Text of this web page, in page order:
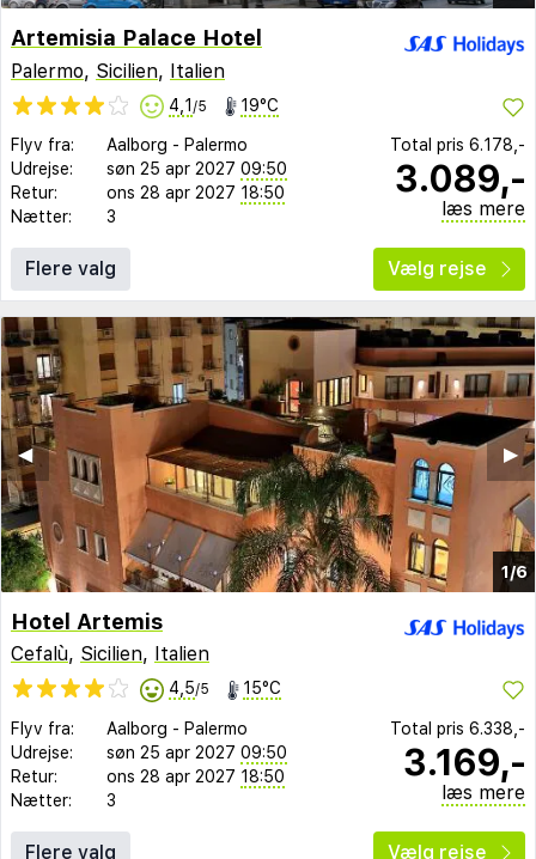
Artemisia Palace Hotel
Palermo, Sicilien, Italien
4,1 /5 19°C
Flyv fra: Aalborg - Palermo
Udrejse:
søn 25 apr 2027 09:50
Retur:
ons 28 apr 2027 18:50
Nætter:
3
Total pris 6.178,-
3.089,-
læs mere
Flere valg Vælg rejse
1/6
▶︎
◀︎
Hotel Artemis
Cefalù, Sicilien, Italien
4,5/5 15°C
Flyv fra: Aalborg - Palermo
Udrejse:
søn 25 apr 2027 09:50
Retur:
ons 28 apr 2027 18:50
Nætter:
3
Total pris 6.338,-
3.169,-
læs mere
Flere valg Vælg rejse